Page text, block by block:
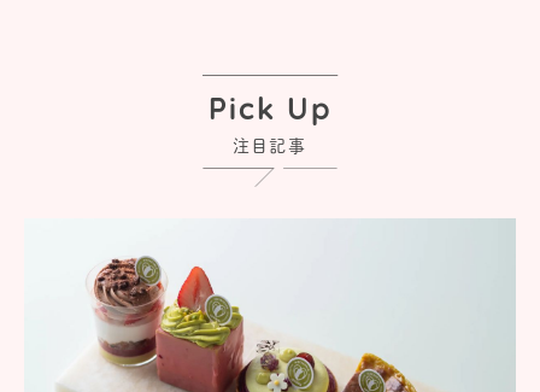
Pick Up
注目記事